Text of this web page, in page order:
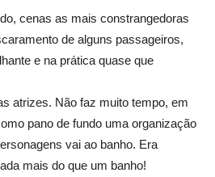
cenas as mais constrangedoras
de alguns passageiros,
e na prática quase que
atrizes. Não faz muito tempo, em
pano de fundo uma organização
vai ao banho. Era
mais do que um banho!